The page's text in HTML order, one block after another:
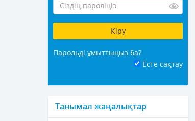
Парольді ұмыттыңыз ба?
Есте сақтау
Танымал жаңалықтар